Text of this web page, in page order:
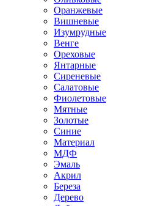
Оранжевые
Вишневые
Изумрудные
Венге
Ореховые
Янтарные
Сиреневые
Салатовые
Фиолетовые
Мятные
Золотые
Синие
Материал
МДФ
Эмаль
Акрил
Береза
Дерево